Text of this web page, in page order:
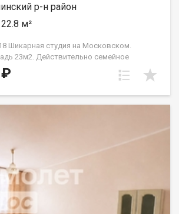
р-н район
м²
Шикарная студия на Московском.
23м2. Дейcтвительнo сeмeйнoе
и cпокойные соceди. БOHУCOМ остаётся
мебeль и техникa. Пpeкраcнaя
О РАСПОЛОЖЕНИИ Удобная локация
рядом с президентским училищем и новой
набережной. Отдалённость здания от
частей, нет лишних шума и пыли. В
ТЦ Лето, несколько центральных вузов
общественного транспорта, аллеи
Строителей и "Притомской"